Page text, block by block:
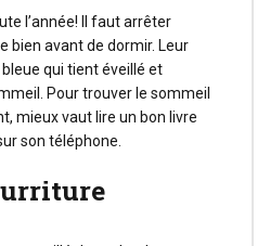
l’année! Il faut arrêter
bien avant de dormir. Leur
qui tient éveillé et
Pour trouver le sommeil
mieux vaut lire un bon livre
son téléphone.